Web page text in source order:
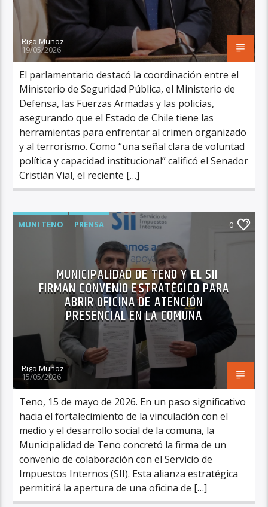
Rigo Muñoz
19/05/2026
El parlamentario destacó la coordinación entre el
Ministerio de Seguridad Pública, el Ministerio de
Defensa, las Fuerzas Armadas y las policías,
asegurando que el Estado de Chile tiene las
herramientas para enfrentar al crimen organizado
y al terrorismo. Como “una señal clara de voluntad
política y capacidad institucional” calificó el Senador
Cristián Vial, el reciente […]
MUNI TENO PRENSA 0
MUNICIPALIDAD DE TENO Y EL SII
FIRMAN CONVENIO ESTRATÉGICO PARA
ABRIR OFICINA DE ATENCIÓN
PRESENCIAL EN LA COMUNA
Rigo Muñoz
15/05/2026
Teno, 15 de mayo de 2026. En un paso significativo
hacia el fortalecimiento de la vinculación con el
medio y el desarrollo social de la comuna, la
Municipalidad de Teno concretó la firma de un
convenio de colaboración con el Servicio de
Impuestos Internos (SII). Esta alianza estratégica
permitirá la apertura de una oficina de […]